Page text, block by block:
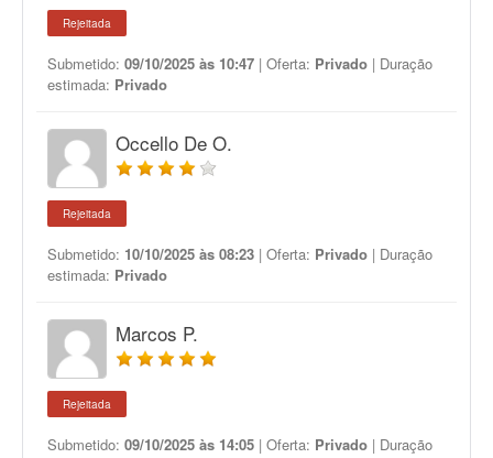
Rejeitada
Submetido: 09/10/2025 às 10:47 | Oferta: Privado | Duração
estimada: Privado
Occello De O.
Rejeitada
Submetido: 10/10/2025 às 08:23 | Oferta: Privado | Duração
estimada: Privado
Marcos P.
Rejeitada
Submetido: 09/10/2025 às 14:05 | Oferta: Privado | Duração